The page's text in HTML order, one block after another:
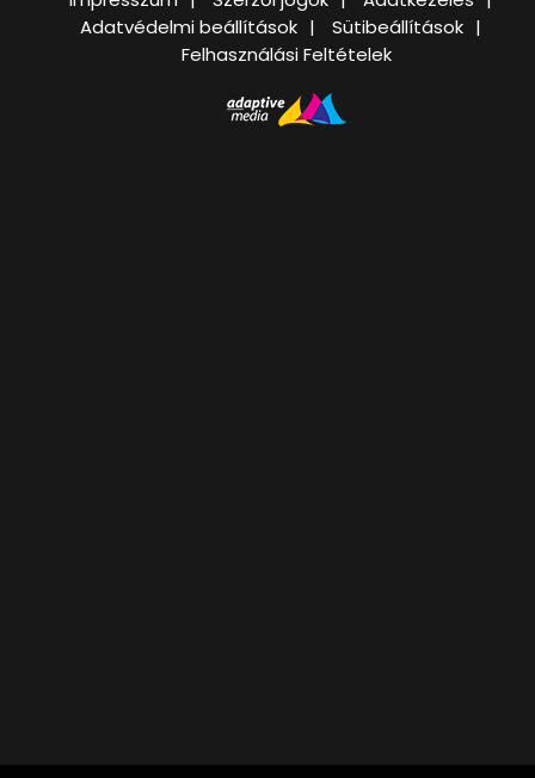
Adatvédelmi beállítások
Sütibeállítások
Felhasználási Feltételek